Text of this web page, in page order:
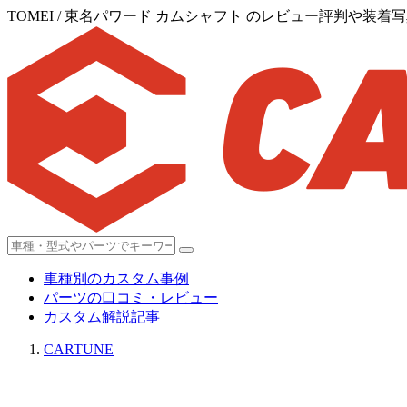
TOMEI / 東名パワード カムシャフト のレビュー評判や装着
車種別のカスタム事例
パーツの口コミ・レビュー
カスタム解説記事
CARTUNE